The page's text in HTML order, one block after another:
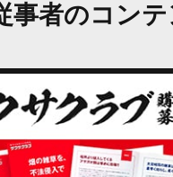
事者のコン